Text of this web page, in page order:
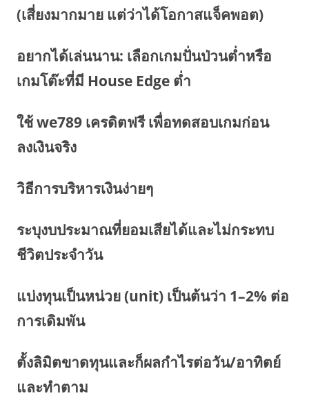
(เสี่ยงมากมาย แต่ว่าได้โอกาสแจ็คพอต)
อยากได้เล่นนาน: เลือกเกมปั่นป่วนต่ำหรือ
เกมโต๊ะที่มี House Edge ต่ำ
ใช้ we789 เครดิตฟรี เพื่อทดสอบเกมก่อน
ลงเงินจริง
วิธีการบริหารเงินง่ายๆ
ระบุงบประมาณที่ยอมเสียได้และไม่กระทบ
ชีวิตประจำวัน
แบ่งทุนเป็นหน่วย (unit) เป็นต้นว่า 1–2% ต่อ
การเดิมพัน
ตั้งลิมิตขาดทุนและก็ผลกำไรต่อวัน/อาทิตย์
และทำตาม